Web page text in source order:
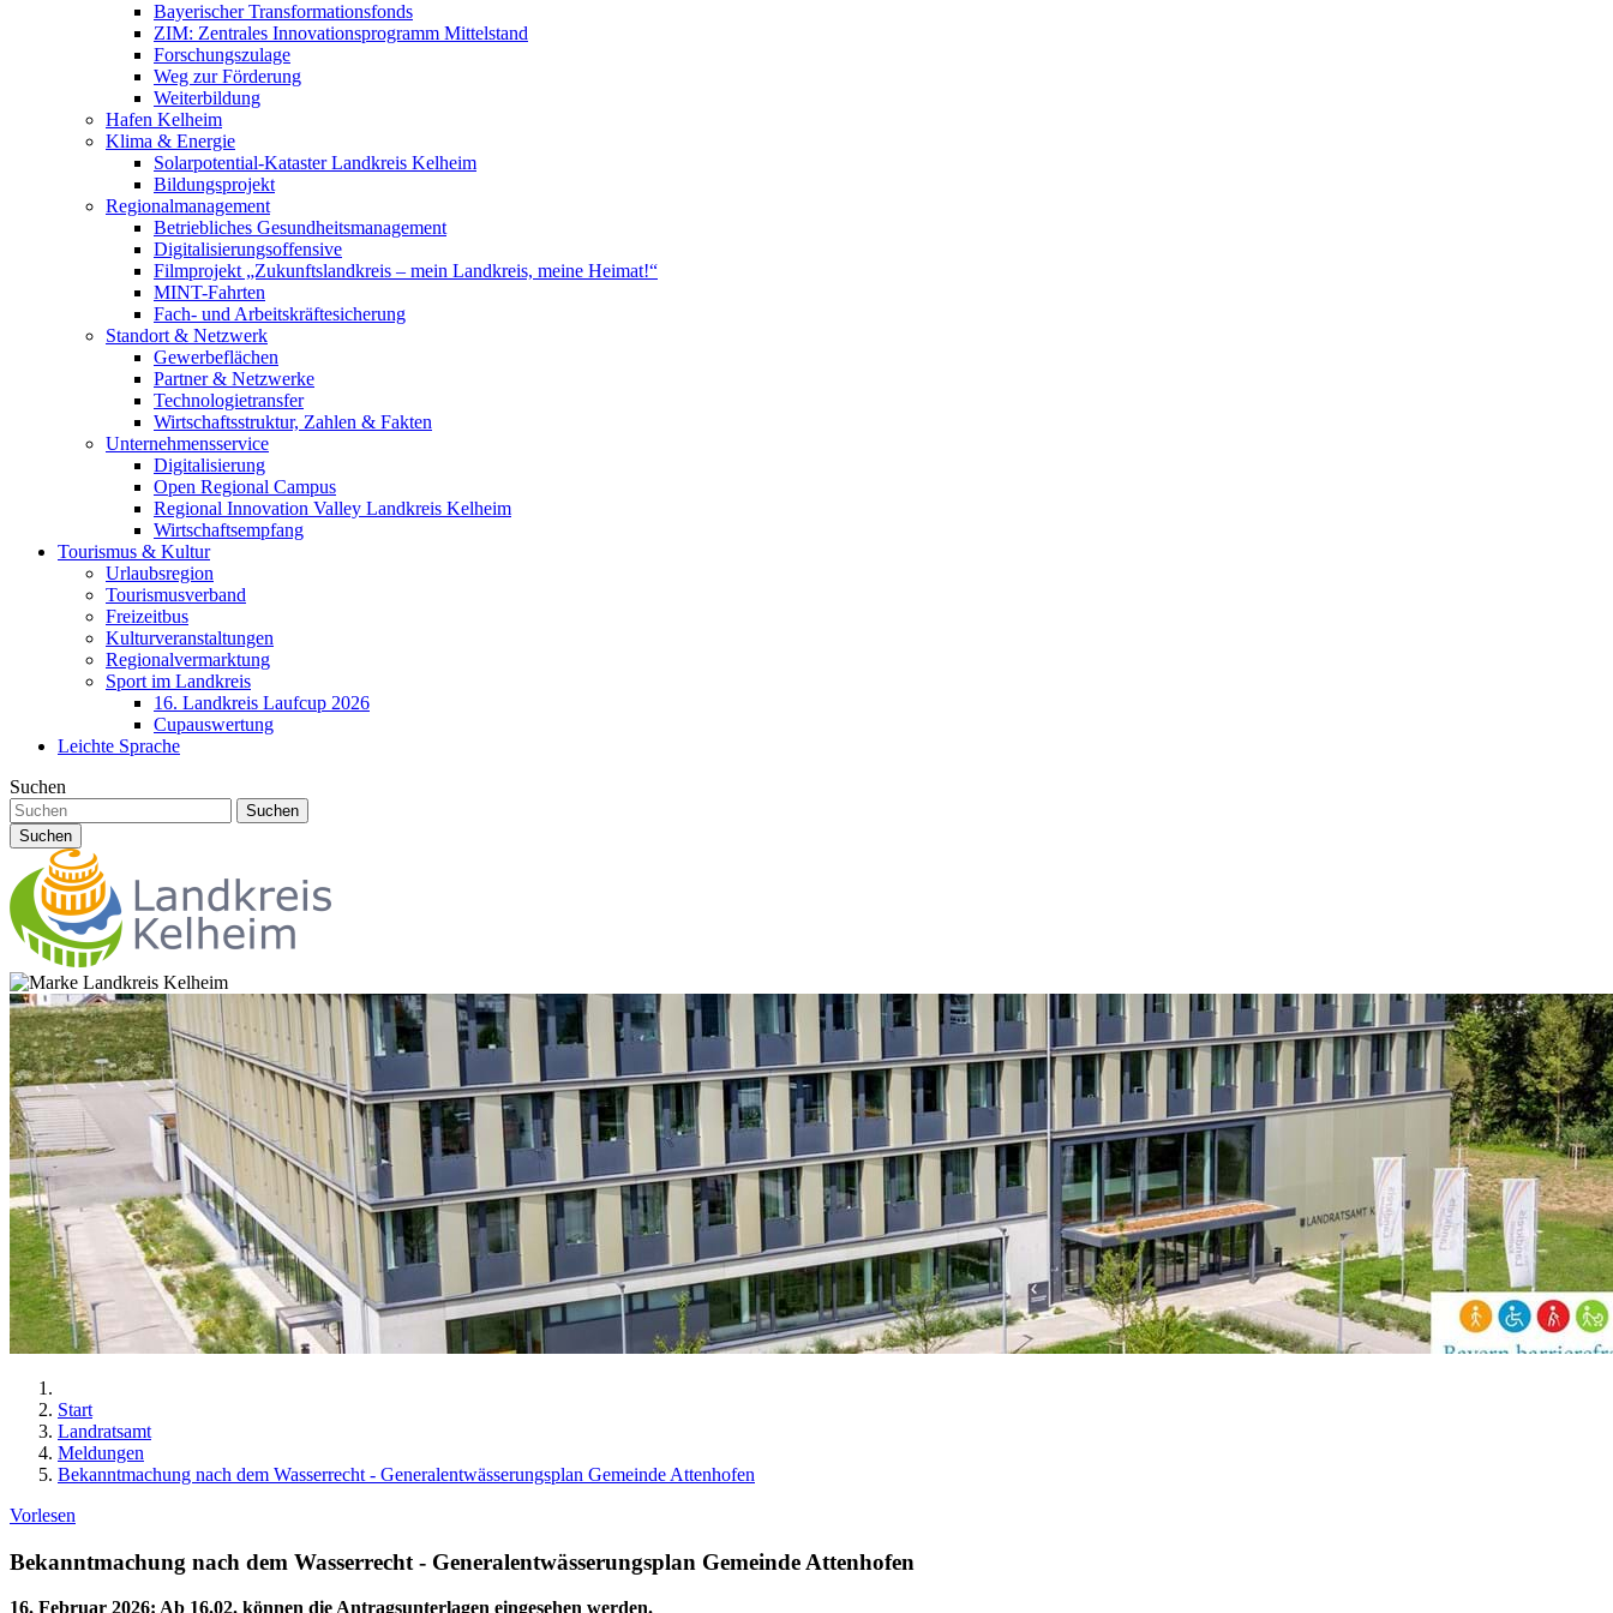
Bayerischer Transformationsfonds
ZIM: Zentrales Innovationsprogramm Mittelstand
Forschungszulage
Weg zur Förderung
Weiterbildung
Hafen Kelheim
Klima & Energie
Solarpotential-Kataster Landkreis Kelheim
Bildungsprojekt
Regionalmanagement
Betriebliches Gesundheitsmanagement
Digitalisierungsoffensive
Filmprojekt „Zukunftslandkreis – mein Landkreis, meine Heimat!“
MINT-Fahrten
Fach- und Arbeitskräftesicherung
Standort & Netzwerk
Gewerbeflächen
Partner & Netzwerke
Technologietransfer
Wirtschaftsstruktur, Zahlen & Fakten
Unternehmensservice
Digitalisierung
Open Regional Campus
Regional Innovation Valley Landkreis Kelheim
Wirtschaftsempfang
Tourismus & Kultur
Urlaubsregion
Tourismusverband
Freizeitbus
Kulturveranstaltungen
Regionalvermarktung
Sport im Landkreis
16. Landkreis Laufcup 2026
Cupauswertung
Leichte Sprache
Suchen
Suchen
Suchen
Start
Landratsamt
Meldungen
Bekanntmachung nach dem Wasserrecht - Generalentwässerungsplan Gemeinde Attenhofen
Vorlesen
Bekanntmachung nach dem Wasserrecht - Generalentwässerungsplan Gemeinde Attenhofen
16. Februar 2026: Ab 16.02. können die Antragsunterlagen eingesehen werden.